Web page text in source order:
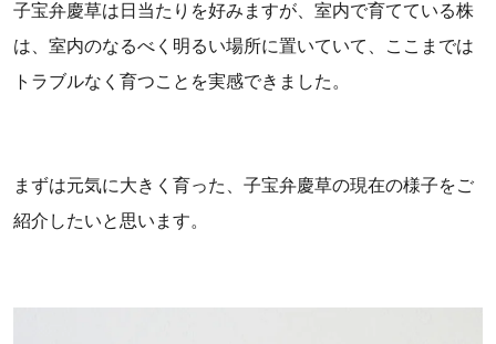
子宝弁慶草は日当たりを好みますが、室内で育てている株
は、室内のなるべく明るい場所に置いていて、ここまでは
トラブルなく育つことを実感できました。
まずは元気に大きく育った、子宝弁慶草の現在の様子をご
紹介したいと思います。